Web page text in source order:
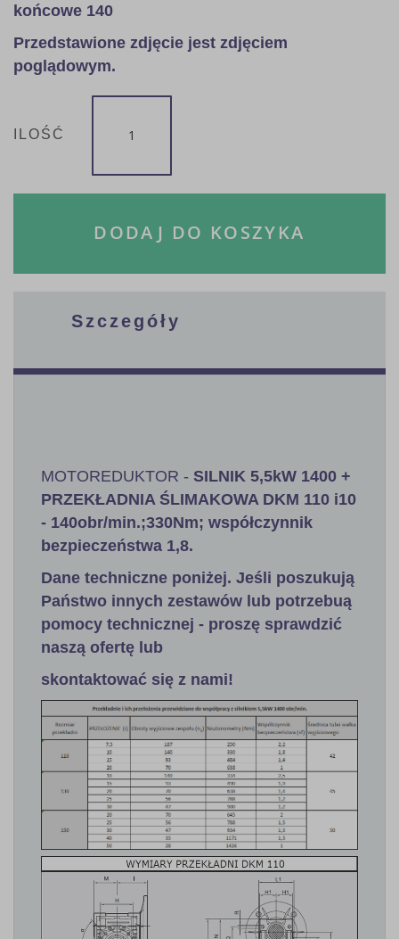
końcowe 140
Przedstawione zdjęcie jest zdjęciem
poglądowym.
ILOŚĆ
DODAJ DO KOSZYKA
Szczegóły
MOTOREDUKTOR - SILNIK 5,5kW 1400 +
PRZEKŁADNIA ŚLIMAKOWA DKM 110 i10
- 140obr/min.;330Nm; współczynnik
bezpieczeństwa 1,8.
Dane techniczne poniżej. Jeśli poszukują
Państwo innych zestawów lub potrzebuą
pomocy technicznej - proszę sprawdzić
naszą ofertę lub
skontaktować się z nami!